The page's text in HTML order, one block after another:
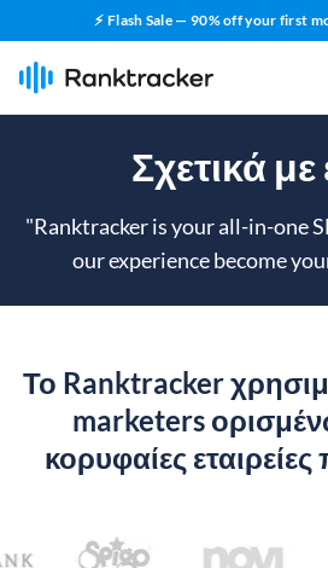
⚡ Flash Sale — 90% off your first
Σχετικά
"Ranktracker is your all-in-one
our experience become
Το Ranktracker
marketers
κορυφαίες